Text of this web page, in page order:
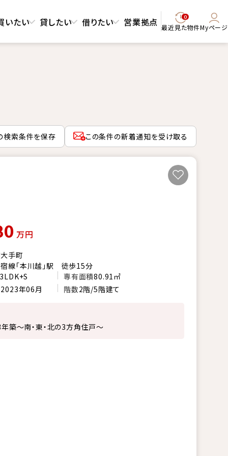
いたい 貸したい 借りたい 営業拠点 0
最近見た物件Myページ
検索条件を保存 この条件の新着通知を受け取る
万円
手町
線「本川越」駅 徒歩15分
3LDK+S 専有面積80.91㎡
2023年06月 階数2階/5階建て
築～南・東・北の3方角住戸～